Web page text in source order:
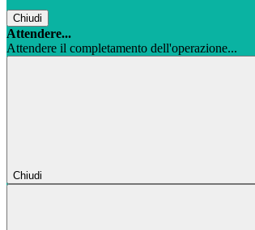
Chiudi
Attendere...
Attendere il completamento dell'operazione...
Chiudi